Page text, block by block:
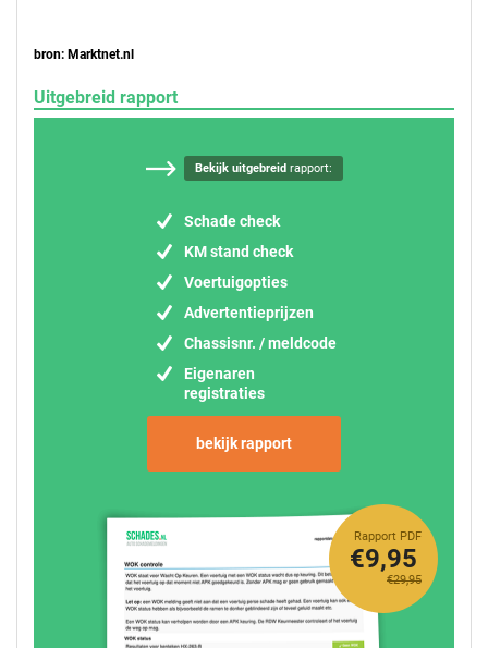
bron: Marktnet.nl
Uitgebreid rapport
Bekijk uitgebreidrapport:
Schade check
KM stand check
Voertuigopties
Advertentieprijzen
Chassisnr. / meldcode
Eigenaren
registraties
bekijk rapport
Rapport PDF
€29,95
€9,95